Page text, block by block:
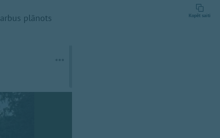
plānots
Kopēt saiti